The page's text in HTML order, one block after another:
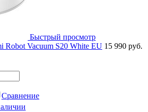
Быстрый просмотр
Robot Vacuum S20 White EU 15 990 руб.
Сравнение